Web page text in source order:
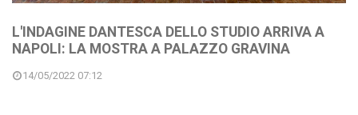
L'INDAGINE DANTESCA DELLO STUDIO ARRIVA A
NAPOLI: LA MOSTRA A PALAZZO GRAVINA
14/05/2022 07:12